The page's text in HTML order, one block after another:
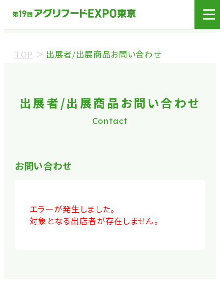
展示会場への入場には
来場登録が必要です。
来場事前登録（プレス）
※カートの持ち込みは禁止となっております。
TOP ＞ 出展者/出展商品お問い合わせ
出展者/出展商品お問い合わせ
Contact
お問い合わせ
エラーが発生しました。
対象となる出店者が存在しません。